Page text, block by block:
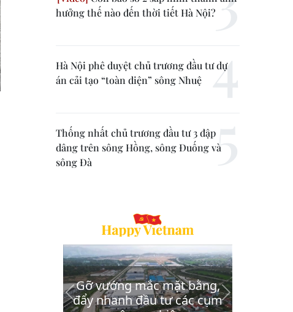
hưởng thế nào đến thời tiết Hà Nội?
Hà Nội phê duyệt chủ trương đầu tư dự
án cải tạo “toàn diện” sông Nhuệ
Thống nhất chủ trương đầu tư 3 đập
dâng trên sông Hồng, sông Đuống và
sông Đà